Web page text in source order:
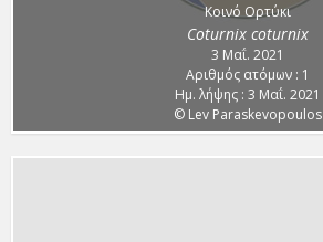
Κοινό Ορτύκι
Coturnix coturnix
3 Μαΐ. 2021
Αριθμός ατόμων : 1
Ημ. λήψης : 3 Μαΐ. 2021
© Lev Paraskevopoulos